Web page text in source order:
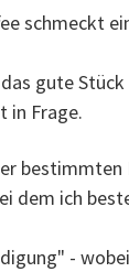
schmeckt
gute
in Frage.
dem ich
-